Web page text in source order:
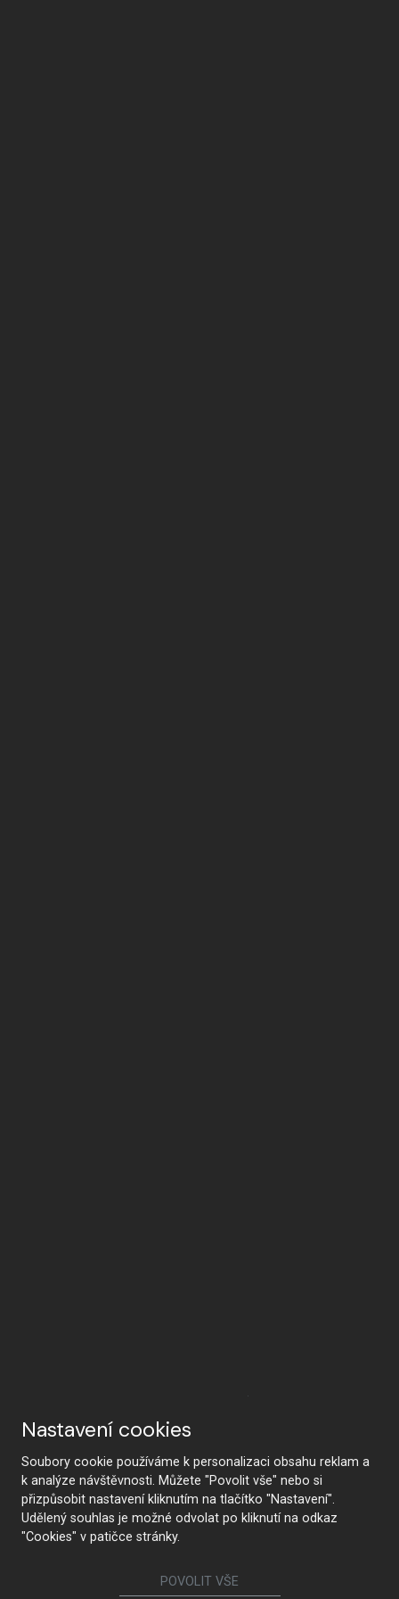
HANÁK Interior Concept Tradice a řemeslo
Od návrhu po realizaci Nejmodernější technologie
Nastavení cookies
Soubory cookie používáme k personalizaci obsahu reklam a
k analýze návštěvnosti. Můžete "Povolit vše" nebo si
přizpůsobit nastavení kliknutím na tlačítko "Nastavení".
Udělený souhlas je možné odvolat po kliknutí na odkaz
"Cookies" v patičce stránky.
POVOLIT VŠE